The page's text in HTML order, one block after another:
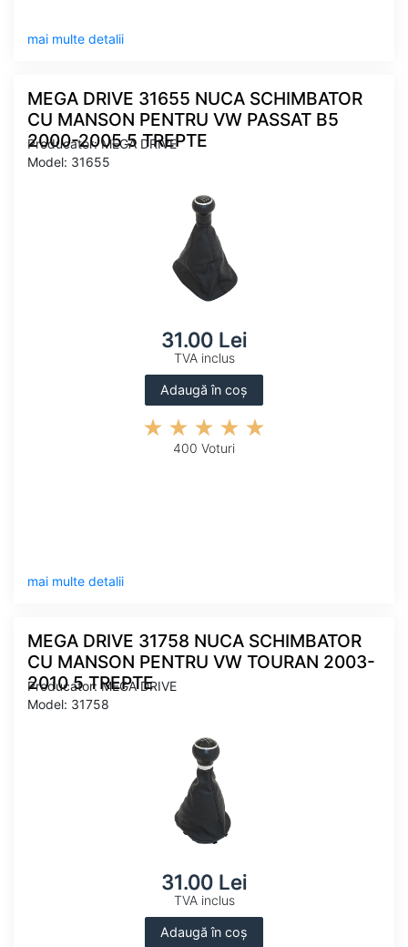
mai multe detalii
MEGA DRIVE 31655 NUCA SCHIMBATOR
CU MANSON PENTRU VW PASSAT B5
2000-2005 5 TREPTE
Producator: MEGA DRIVE
Model: 31655
31.00 Lei
TVA inclus
Adaugă în coș
400 Voturi
mai multe detalii
MEGA DRIVE 31758 NUCA SCHIMBATOR
CU MANSON PENTRU VW TOURAN 2003-
2010 5 TREPTE
Producator: MEGA DRIVE
Model: 31758
31.00 Lei
TVA inclus
Adaugă în coș